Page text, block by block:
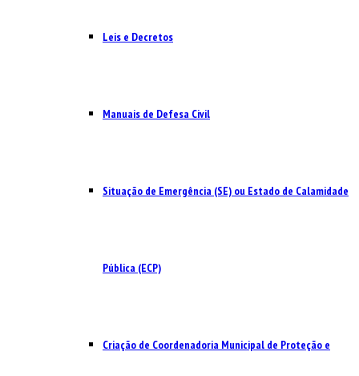
Leis e Decretos
Manuais de Defesa Civil
Situação de Emergência (SE) ou Estado de Calamidade
Pública (ECP)
Criação de Coordenadoria Municipal de Proteção e